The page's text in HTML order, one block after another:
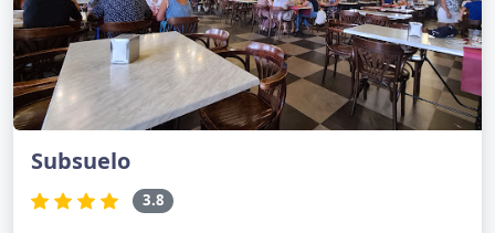
Subsuelo
3.8